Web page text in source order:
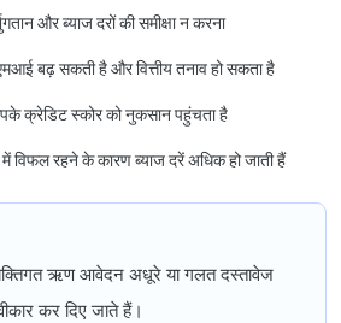
और ब्याज दरों की समीक्षा न करना
बढ़ सकती है और वित्तीय तनाव हो सकता है
क्रेडिट स्कोर को नुकसान पहुंचता है
विफल रहने के कारण ब्याज दरें अधिक हो जाती हैं
ऋण आवेदन अधूरे या गलत दस्तावेज
कर दिए जाते हैं।